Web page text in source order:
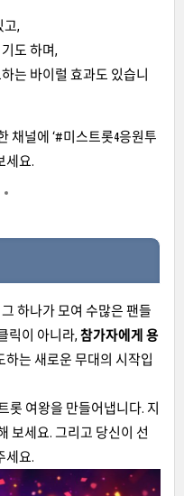
고,
도 하며,
는 바이럴 효과도 있습니
채널에 ‘#미스트롯4응원투
세요.
하나가 모여 수많은 팬들
릭이 아니라, 참가자에게 용
하는 새로운 무대의 시작입
롯 여왕을 만들어냅니다. 지
보세요. 그리고 당신이 선
세요.